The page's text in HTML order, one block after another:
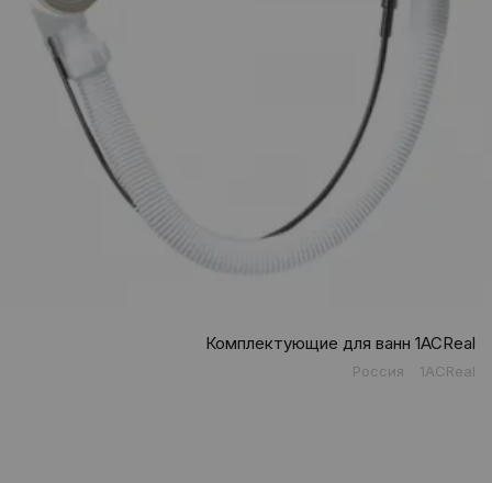
Комплектующие для ванн 1ACReal
Россия 1ACReal